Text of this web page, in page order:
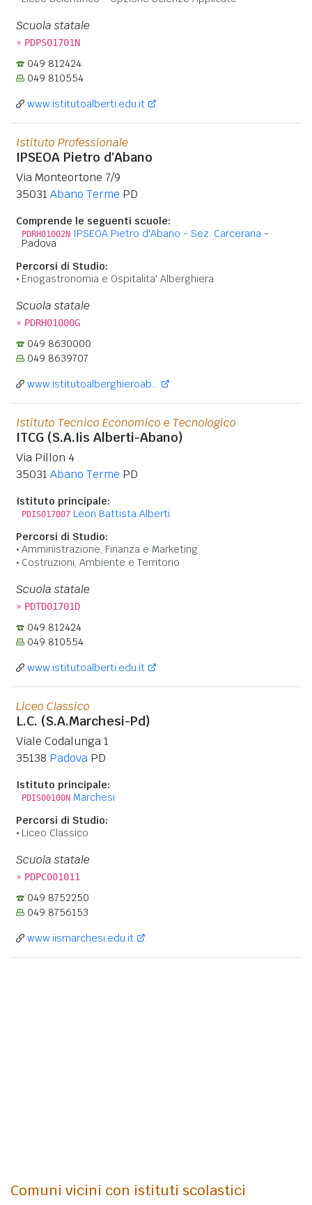
Scuola statale
» PDPS01701N
049 812424
049 810554
www.istitutoalberti.edu.it
Istituto Professionale
IPSEOA Pietro d'Abano
Via Monteortone 7/9
35031 Abano Terme PD
Comprende le seguenti scuole:
PDRH01002N IPSEOA Pietro d'Abano - Sez. Carceraria -
Padova
Percorsi di Studio:
Enogastronomia e Ospitalita' Alberghiera
Scuola statale
» PDRH01000G
049 8630000
049 8639707
www.istitutoalberghieroab...
Istituto Tecnico Economico e Tecnologico
ITCG (S.A.Iis Alberti-Abano)
Via Pillon 4
35031 Abano Terme PD
Istituto principale:
PDIS017007 Leon Battista Alberti
Percorsi di Studio:
Amministrazione, Finanza e Marketing
Costruzioni, Ambiente e Territorio
Scuola statale
» PDTD01701D
049 812424
049 810554
www.istitutoalberti.edu.it
Liceo Classico
L.C. (S.A.Marchesi-Pd)
Viale Codalunga 1
35138 Padova PD
Istituto principale:
PDIS00100N Marchesi
Percorsi di Studio:
Liceo Classico
Scuola statale
» PDPC001011
049 8752250
049 8756153
www.iismarchesi.edu.it
Comuni vicini con istituti scolastici